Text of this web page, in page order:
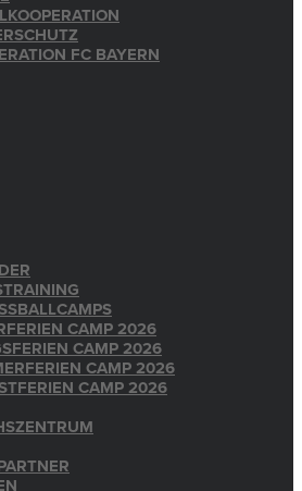
FC BAYERN
CAMP 2026
CAMP 2026
CAMP 2026
CAMP 2026